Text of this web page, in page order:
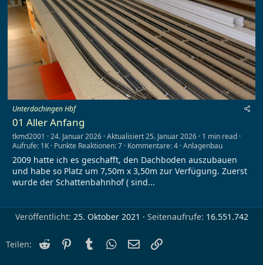
Unterdachingen Hbf
01 Aller Anfang
tkmd2001 24. Januar 2026 Aktualisiert25. Januar 2026 1 min read
Aufrufe: 1K Punkte Reaktionen: 7 Kommentare: 4 Anlagenbau
2009 hatte ich es geschafft, den Dachboden auszubauen
und habe so Platz um 7,50m x 3,50m zur Verfügung. Zuerst
wurde der Schattenbahnhof ( sind...
Veröffentlicht 25. Oktober 2021 Seitenaufrufe 16.551.742
Teilen: Reddit PinterestTumblr WhatsApp
E-Mail